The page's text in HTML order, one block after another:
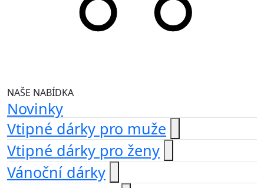
NAŠE NABÍDKA
Novinky
Vtipné dárky pro muže
Vtipné dárky pro ženy
Vánoční dárky